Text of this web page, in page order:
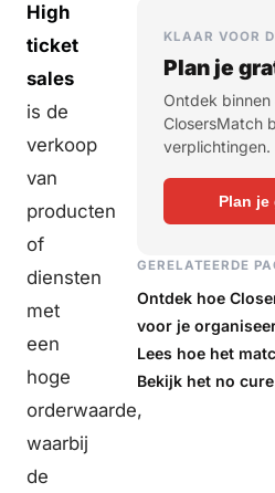
High
ticket
sales
is de
verkoop
van
producten
of
diensten
met
een
hoge
orderwaarde,
waarbij
de
KLAAR VOOR
Plan je
Ontdek
ClosersMatch
verplichtingen.
Plan
GERELATEERDE
Ontdek hoe
voor je
Lees hoe het
Bekijk het no